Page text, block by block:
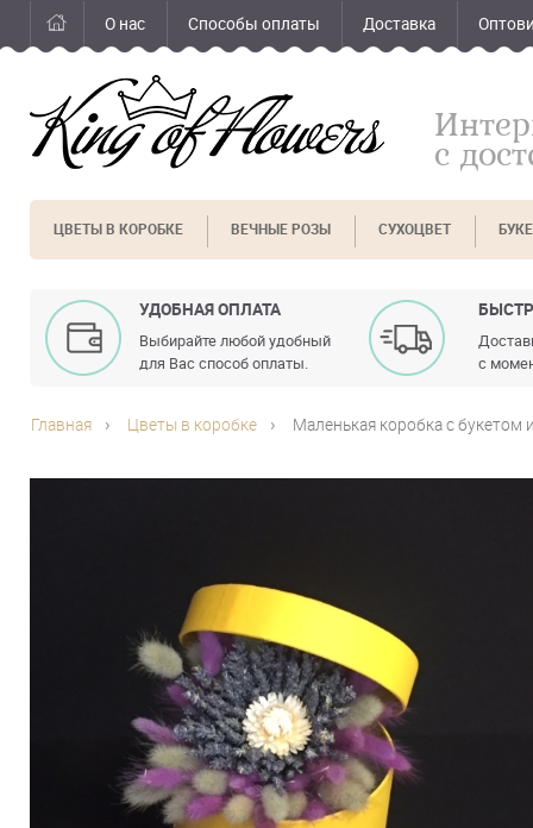
О нас Способы оплаты Доставка
с
ЦВЕТЫ В КОРОБКЕ ВЕЧНЫЕ РОЗЫ СУХОЦВЕТ
УДОБНАЯ ОПЛАТА
Выбирайте любой удобный
для Вас способ оплаты.
с
Главная Цветы в коробке Маленькая коробка с букетом